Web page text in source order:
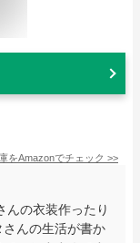
をAmazonでチェック >>
の衣装作ったり
さんの生活が書か